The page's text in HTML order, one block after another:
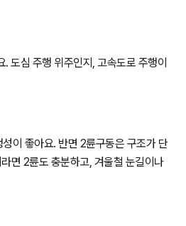
도심 주행 위주인지, 고속도로 주행이
이 좋아요. 반면 2륜구동은 구조가 단
면 2륜도 충분하고, 겨울철 눈길이나